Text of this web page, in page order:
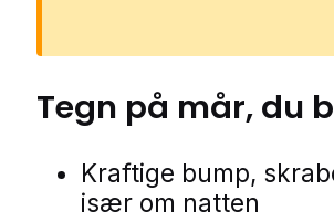
Tegn på mår, du
Kraftige bump,
især om natten